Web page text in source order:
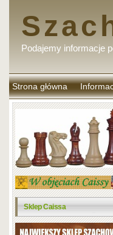
Podajemy informacje
Strona główna
Sklep Caissa